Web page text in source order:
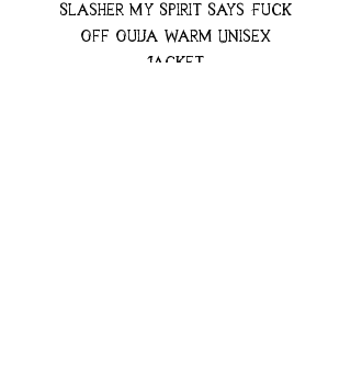
Slasher My Spirit Says Fuck
Off Ouija Warm Unisex
Jacket